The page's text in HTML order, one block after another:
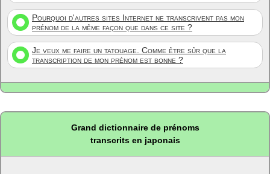
Pourquoi d'autres sites Internet ne transcrivent pas mon
prénom de la même façon que dans ce site ?
Je veux me faire un tatouage. Comme être sûr que la
transcription de mon prénom est bonne ?
Grand dictionnaire de prénoms
transcrits en japonais